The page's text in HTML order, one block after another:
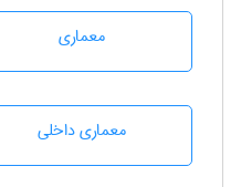
معماری
معماری داخلی